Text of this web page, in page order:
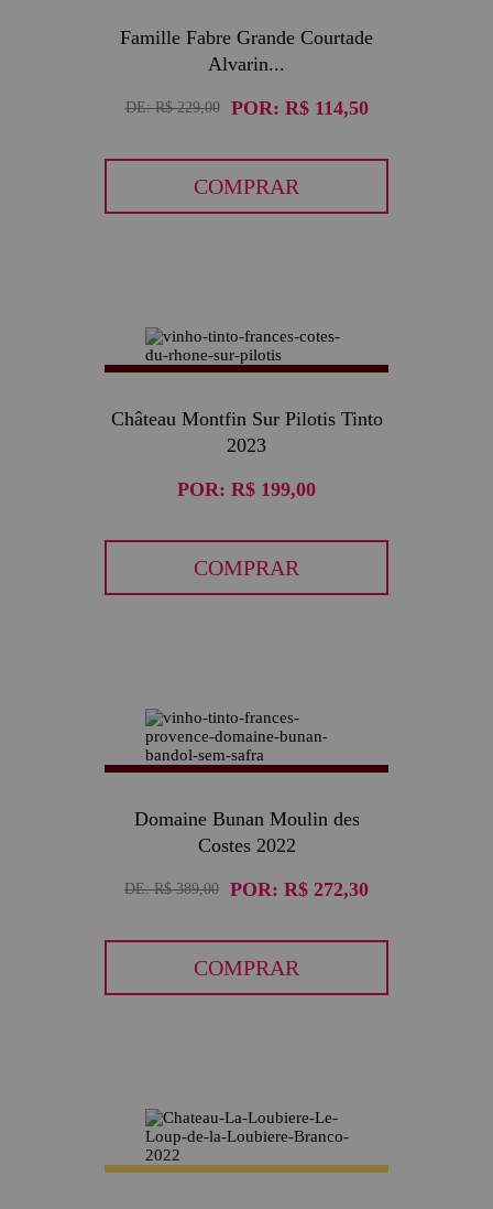
Famille Fabre Grande Courtade
Alvarin...
DE:R$ 229,00 POR: R$ 114,50
COMPRAR
Château Montfin Sur Pilotis Tinto
2023
POR: R$ 199,00
COMPRAR
30
Domaine Bunan Moulin des
Costes 2022
DE:R$ 389,00 POR: R$ 272,30
COMPRAR